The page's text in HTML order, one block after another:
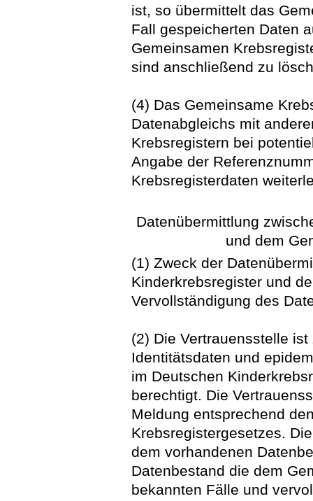
ist, so übermittelt das
Fall gespeicherten Daten
Gemeinsamen
sind anschließend zu
(4) Das Gemeinsame
Datenabgleichs mit
Krebsregistern bei
Angabe der
Krebsregisterdaten
Datenübermittlung
und dem
(1) Zweck der
Kinderkrebsregister und
Vervollständigung des
(2) Die Vertrauensstelle
Identitätsdaten und
im Deutschen
berechtigt. Die
Meldung entsprechend
Krebsregistergesetzes.
dem vorhandenen
Datenbestand die dem
bekannten Fälle und